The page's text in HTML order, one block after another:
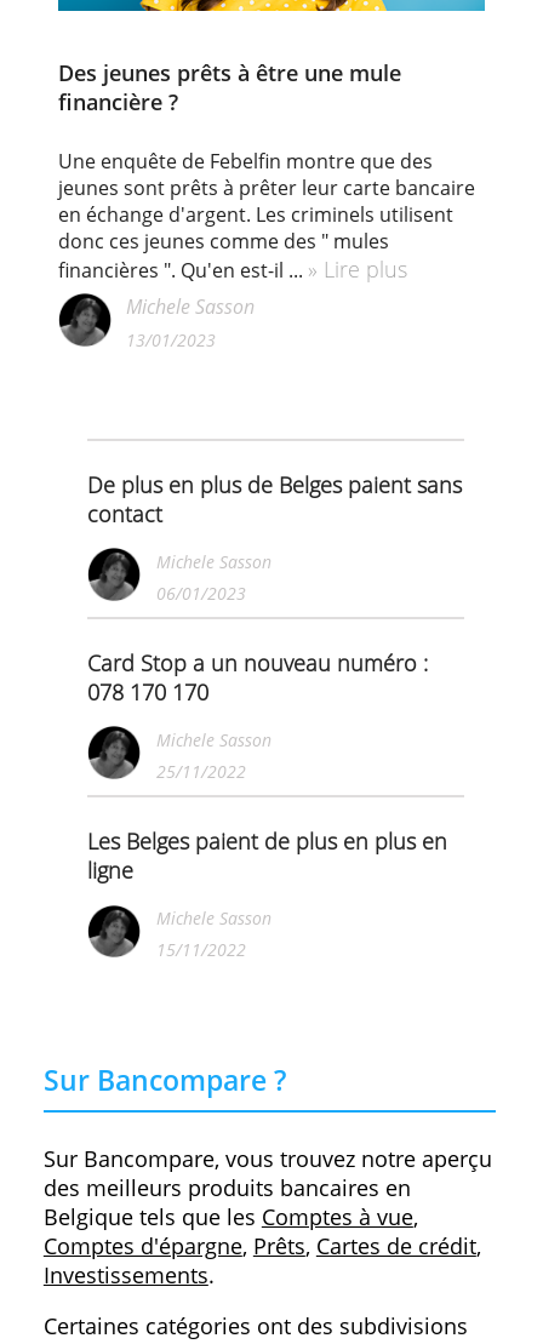
Blogs
financière ?
Une enquête de Febelfin montre que des
jeunes sont prêts à prêter leur carte bancaire
en échange d'argent. Les criminels utilisent
donc ces jeunes comme des " mules
Michele Sasson
De plus en plus de Belges paient sans
contact
Card Stop a un nouveau numéro :
078 170 170
Michele Sasson
25/11/2022
Les Belges paient de plus en plus en
ligne